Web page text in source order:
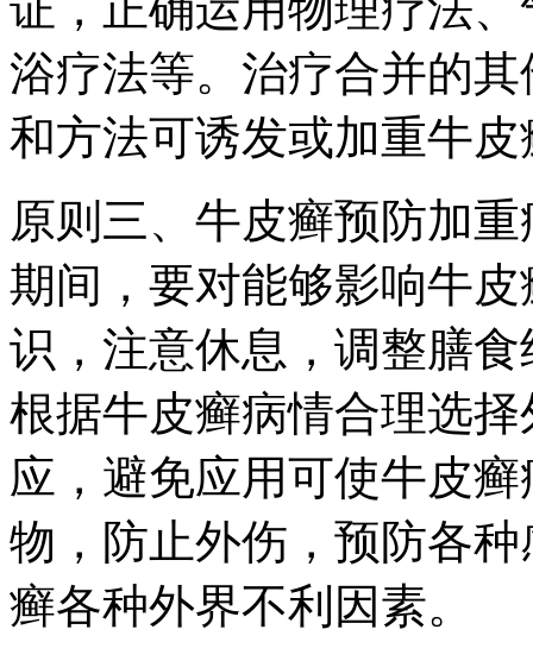
浴疗法等。治疗合并的
和方法可诱发或加重牛
原则三、牛皮癣预防加
期间，要对能够影响牛
识，注意休息，调整膳
根据牛皮癣病情合理选
应，避免应用可使牛皮
物，防止外伤，预防各
癣各种外界不利因素。